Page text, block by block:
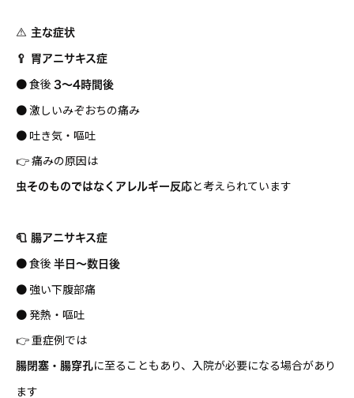
⚠️ 主な症状
🥄 胃アニサキス症
● 食後 3〜4時間後
● 激しいみぞおちの痛み
● 吐き気・嘔吐
👉 痛みの原因は
虫そのものではなくアレルギー反応と考えられています
🧻 腸アニサキス症
● 食後 半日〜数日後
● 強い下腹部痛
● 発熱・嘔吐
👉 重症例では
腸閉塞・腸穿孔に至ることもあり、入院が必要になる場合があり
ます